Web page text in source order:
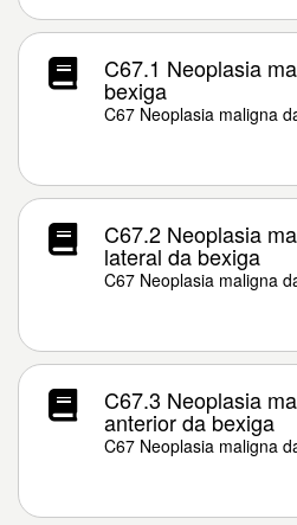
C67.1 Neoplasia
bexiga
C67 Neoplasia maligna
C67.2 Neoplasia
lateral da bexiga
C67 Neoplasia maligna
C67.3 Neoplasia
anterior da bexiga
C67 Neoplasia maligna